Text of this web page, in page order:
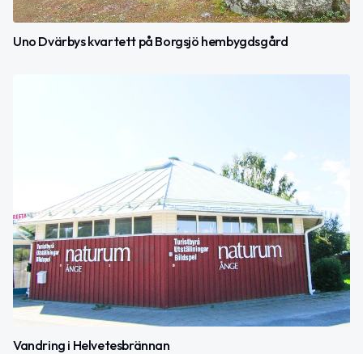
Uno Dvärbys kvartett på Borgsjö hembygdsgård
Vandring i Helvetesbrännan